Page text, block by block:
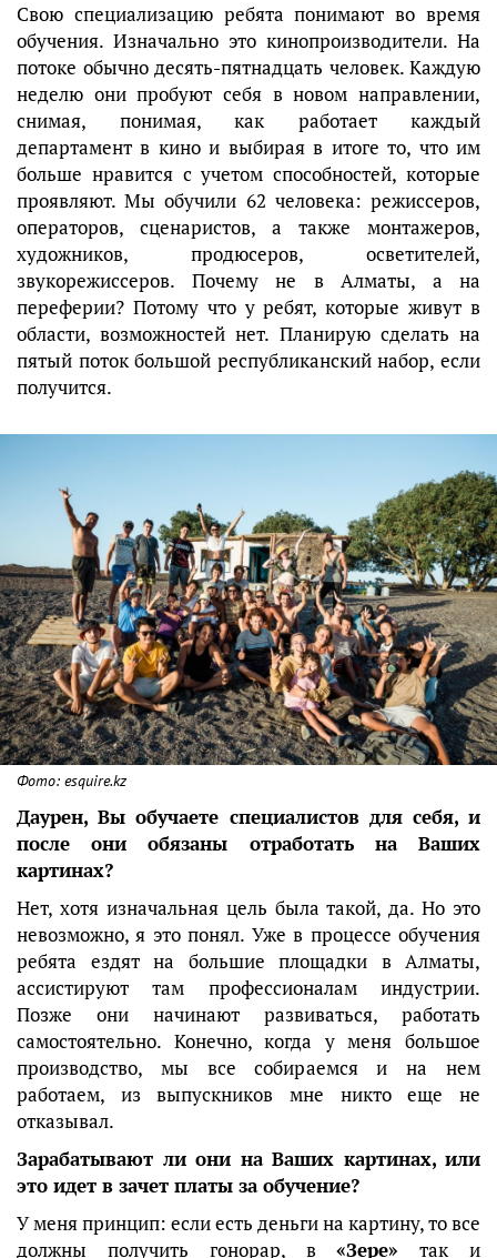
Свою специализацию ребята понимают во время
обучения. Изначально это кинопроизводители. На
потоке обычно десять-пятнадцать человек. Каждую
неделю они пробуют себя в новом направлении,
снимая, понимая, как работает каждый
департамент в кино и выбирая в итоге то, что им
больше нравится с учетом способностей, которые
проявляют. Мы обучили 62 человека: режиссеров,
операторов, сценаристов, а также монтажеров,
художников, продюсеров, осветителей,
звукорежиссеров. Почему не в Алматы, а на
переферии? Потому что у ребят, которые живут в
области, возможностей нет. Планирую сделать на
пятый поток большой республиканский набор, если
получится.
Фото: esquire.kz
Даурен, Вы обучаете специалистов для себя, и
после они обязаны отработать на Ваших
картинах?
Нет, хотя изначальная цель была такой, да. Но это
невозможно, я это понял. Уже в процессе обучения
ребята ездят на большие площадки в Алматы,
ассистируют там профессионалам индустрии.
Позже они начинают развиваться, работать
самостоятельно. Конечно, когда у меня большое
производство, мы все собираемся и на нем
работаем, из выпускников мне никто еще не
отказывал.
Зарабатывают ли они на Ваших картинах, или
это идет в зачет платы за обучение?
У меня принцип: если есть деньги на картину, то все
должны получить гонорар, в«Зере» так и